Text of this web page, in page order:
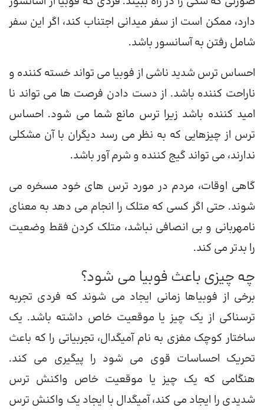
دارد، ممکن است از سفر میدانی اجتناب کند، اگر این سفر
شامل رفتن به آسانسور باشد.
احساس ترس شدید ناشی از فوبیا می تواند خسته کننده و
ناراحت کننده باشد. از دست دادن فرصت ها می تواند نا
امید کننده باشد زیرا ترس مانع شما می شود. احساس
ترس از چیزهایی که به نظر می رسد دیگران با آن مشکلی
ندارند، می تواند گیج کننده و شرم آور باشد.
گاهی اوقات، مردم در مورد ترس های خود مسخره می
شوند. حتی اگر کسی که متلک را انجام می دهد به معنای
نامهربانی و بی انصافی نباشد، متلک کردن فقط وضعیت
را بدتر می کند.
چه چیزی باعث فوبیا می شود؟
برخی از فوبیاها زمانی ایجاد می شوند که فردی تجربه
ترسناکی از یک چیز یا موقعیت خاص داشته باشد. یک
ساختار کوچک مغزی به نام آمیگدال، تجربیاتی را که باعث
تحریک احساسات قوی می شود را پیگیری می کند.
هنگامی که یک چیز یا موقعیت خاص واکنش ترس
شدیدی را ایجاد می کند، آمیگدال با ایجاد یک واکنش ترس